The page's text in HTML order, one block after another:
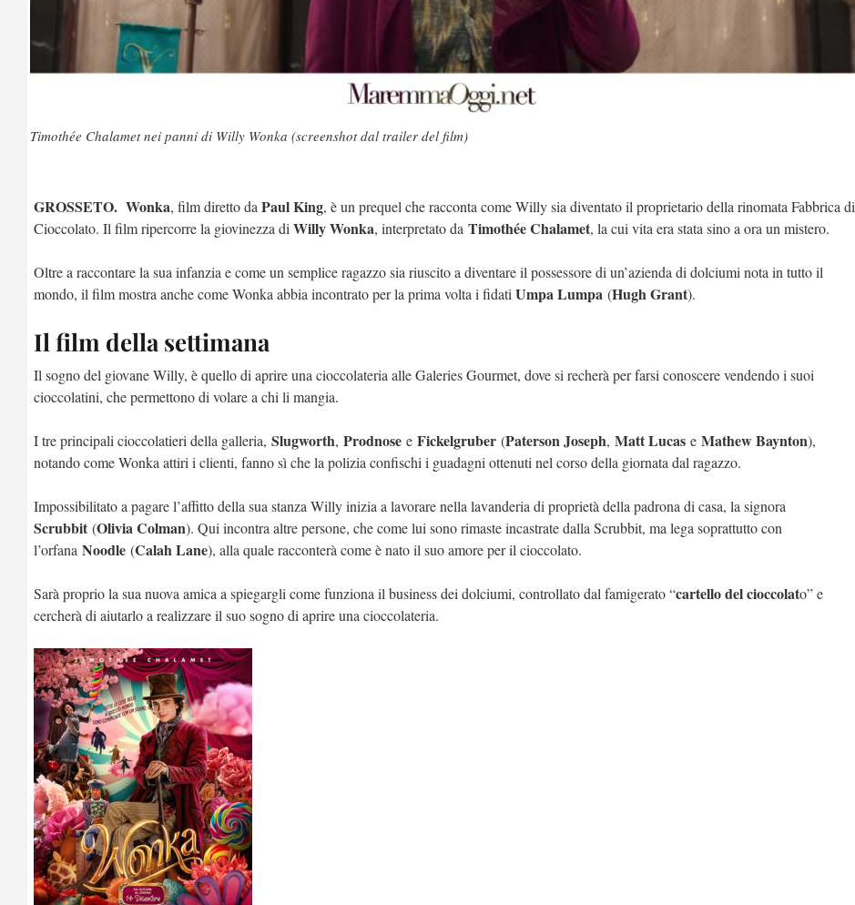
Timothée Chalamet nei panni di Willy Wonka (screenshot dal trailer del film)
GROSSETO. Wonka, film diretto da Paul King, è un prequel che racconta come Willy sia diventato il proprietario della rinomata Fabbrica di
Cioccolato. Il film ripercorre la giovinezza di Willy Wonka, interpretato da Timothée Chalamet, la cui vita era stata sino a ora un mistero.
Oltre a raccontare la sua infanzia e come un semplice ragazzo sia riuscito a diventare il possessore di un’azienda di dolciumi nota in tutto il
mondo, il film mostra anche come Wonka abbia incontrato per la prima volta i fidati Umpa Lumpa (Hugh Grant).
Il film della settimana
Il sogno del giovane Willy, è quello di aprire una cioccolateria alle Galeries Gourmet, dove si recherà per farsi conoscere vendendo i suoi
cioccolatini, che permettono di volare a chi li mangia.
I tre principali cioccolatieri della galleria, Slugworth, Prodnose e Fickelgruber (Paterson Joseph, Matt Lucas e Mathew Baynton),
notando come Wonka attiri i clienti, fanno sì che la polizia confischi i guadagni ottenuti nel corso della giornata dal ragazzo.
Impossibilitato a pagare l’affitto della sua stanza Willy inizia a lavorare nella lavanderia di proprietà della padrona di casa, la signora
Scrubbit (Olivia Colman). Qui incontra altre persone, che come lui sono rimaste incastrate dalla Scrubbit, ma lega soprattutto con
l’orfana Noodle (Calah Lane), alla quale racconterà come è nato il suo amore per il cioccolato.
Sarà proprio la sua nuova amica a spiegargli come funziona il business dei dolciumi, controllato dal famigerato “cartello del cioccolato” e
cercherà di aiutarlo a realizzare il suo sogno di aprire una cioccolateria.